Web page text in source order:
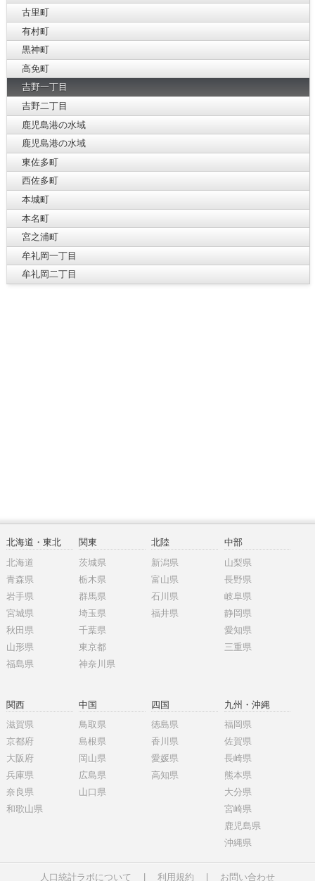
古里町
有村町
黒神町
高免町
吉野一丁目
吉野二丁目
鹿児島港の水域
鹿児島港の水域
東佐多町
西佐多町
本城町
本名町
宮之浦町
牟礼岡一丁目
牟礼岡二丁目
北海道・東北
北海道
青森県
岩手県
宮城県
秋田県
山形県
福島県
関東
茨城県
栃木県
群馬県
埼玉県
千葉県
東京都
神奈川県
北陸
新潟県
富山県
石川県
福井県
中部
山梨県
長野県
岐阜県
静岡県
愛知県
三重県
関西
滋賀県
京都府
大阪府
兵庫県
奈良県
和歌山県
中国
鳥取県
島根県
岡山県
広島県
山口県
四国
徳島県
香川県
愛媛県
高知県
九州・沖縄
福岡県
佐賀県
長崎県
熊本県
大分県
宮崎県
鹿児島県
沖縄県
人口統計ラボについて 利用規約 お問い合わせ